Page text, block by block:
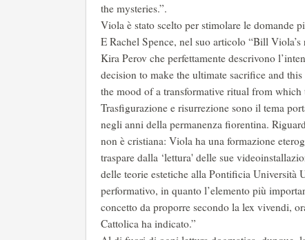
the mysteries.”.
Viola è stato scelto per stimolare le domande
E Rachel Spence, nel suo articolo “Bill
Kira Perov che perfettamente descrivono
decision to make the ultimate sacrifice and
the mood of a transformative ritual from
Trasfigurazione e risurrezione sono il tema
negli anni della permanenza fiorentina.
non è cristiana: Viola ha una formazione
traspare dalla ‘lettura' delle sue
delle teorie estetiche alla Pontificia Università
performativo, in quanto l’elemento più
concetto da proporre secondo la lex vivendi,
Cattolica ha indicato.”